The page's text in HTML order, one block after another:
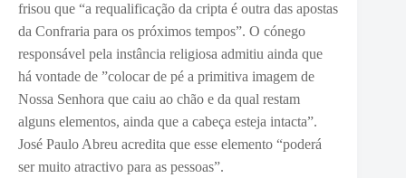
frisou que “a requalificação da cripta é outra das apostas
da Confraria para os próximos tempos”. O cónego
responsável pela instância religiosa admitiu ainda que
há vontade de ”colocar de pé a primitiva imagem de
Nossa Senhora que caiu ao chão e da qual restam
alguns elementos, ainda que a cabeça esteja intacta”.
José Paulo Abreu acredita que esse elemento “poderá
ser muito atractivo para as pessoas”.